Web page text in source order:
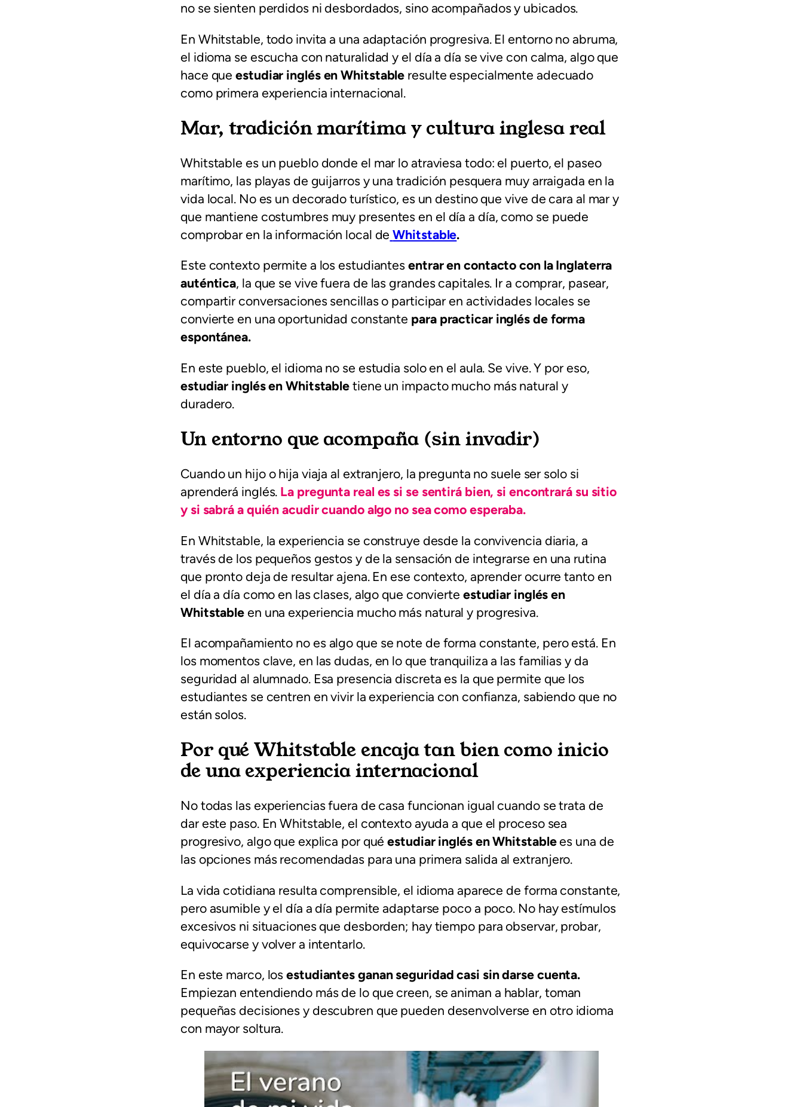
no se sienten perdidos ni desbordados, sino acompañados y ubicados.
En Whitstable, todo invita a una adaptación progresiva. El entorno no abruma,
el idioma se escucha con naturalidad y el día a día se vive con calma, algo que
hace queestudiar inglés en Whitstable resulte especialmente adecuado
como primera experiencia internacional.
Mar, tradición marítima y cultura inglesa real
Whitstable es un pueblo donde el mar lo atraviesa todo: el puerto, el paseo
marítimo, las playas de guijarros y una tradición pesquera muy arraigada en la
vida local. No es un decorado turístico, es un destino que vive de cara al mar y
que mantiene costumbres muy presentes en el día a día, como se puede
comprobar en la información local de Whitstable.
Este contexto permite a los estudiantes entrar en contacto con la Inglaterra
auténtica, la que se vive fuera de las grandes capitales. Ir a comprar, pasear,
compartir conversaciones sencillas o participar en actividades locales se
convierte en una oportunidad constante para practicar inglés de forma
espontánea.
En este pueblo, el idioma no se estudia solo en el aula. Se vive. Y por eso,
estudiar inglés en Whitstable tiene un impacto mucho más natural y
duradero.
Un entorno que acompaña (sin invadir)
Cuando un hijo o hija viaja al extranjero, la pregunta no suele ser solo si
aprenderá inglés. La pregunta real es si se sentirá bien, si encontrará su sitio
y si sabrá a quién acudir cuando algo no sea como esperaba.
En Whitstable, la experiencia se construye desde la convivencia diaria, a
través de los pequeños gestos y de la sensación de integrarse en una rutina
que pronto deja de resultar ajena. En ese contexto, aprender ocurre tanto en
el día a día como en las clases, algo que convierte estudiar inglés en
Whitstable en una experiencia mucho más natural y progresiva.
El acompañamiento no es algo que se note de forma constante, pero está. En
los momentos clave, en las dudas, en lo que tranquiliza a las familias y da
seguridad al alumnado. Esa presencia discreta es la que permite que los
estudiantes se centren en vivir la experiencia con confianza, sabiendo que no
están solos.
Por qué Whitstable encaja tan bien como inicio
de una experiencia internacional
No todas las experiencias fuera de casa funcionan igual cuando se trata de
dar este paso. En Whitstable, el contexto ayuda a que el proceso sea
progresivo, algo que explica por quéestudiar inglés en Whitstablees una de
las opciones más recomendadas para una primera salida al extranjero.
La vida cotidiana resulta comprensible, el idioma aparece de forma constante,
pero asumible y el día a día permite adaptarse poco a poco. No hay estímulos
excesivos ni situaciones que desborden; hay tiempo para observar, probar,
equivocarse y volver a intentarlo.
En este marco, losestudiantes ganan seguridad casi sin darse cuenta.
Empiezan entendiendo más de lo que creen, se animan a hablar, toman
pequeñas decisiones y descubren que pueden desenvolverse en otro idioma
con mayor soltura.